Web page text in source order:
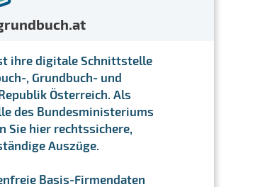
ihre digitale Schnittstelle
, Grundbuch- und
Österreich. Als
des Bundesministeriums
Sie hier rechtssichere,
Auszüge.
Basis-Firmendaten